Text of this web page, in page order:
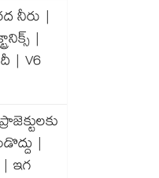
నీరు |
|
| V6
|
ఇగ